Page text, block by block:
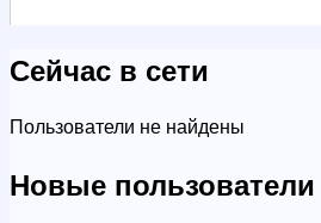
Сейчас в сети
Пользователи не найдены
Новые пользователи